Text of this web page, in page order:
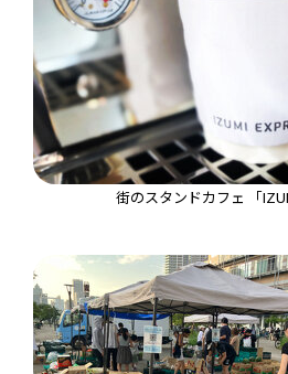
街のスタンドカフェ 「